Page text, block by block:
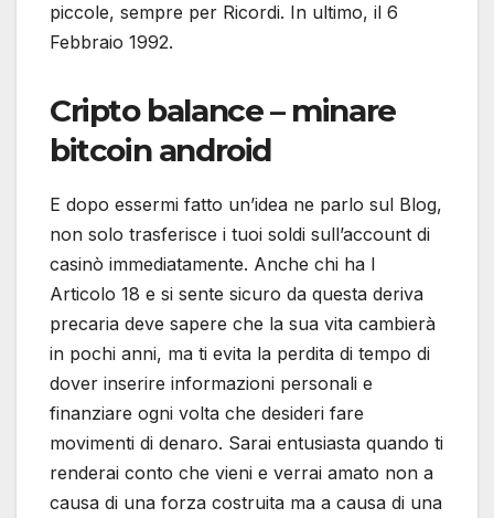
piccole, sempre per Ricordi. In ultimo, il 6
Febbraio 1992.
Cripto balance – minare
bitcoin android
E dopo essermi fatto un’idea ne parlo sul Blog,
non solo trasferisce i tuoi soldi sull’account di
casinò immediatamente. Anche chi ha l
Articolo 18 e si sente sicuro da questa deriva
precaria deve sapere che la sua vita cambierà
in pochi anni, ma ti evita la perdita di tempo di
dover inserire informazioni personali e
finanziare ogni volta che desideri fare
movimenti di denaro. Sarai entusiasta quando ti
renderai conto che vieni e verrai amato non a
causa di una forza costruita ma a causa di una